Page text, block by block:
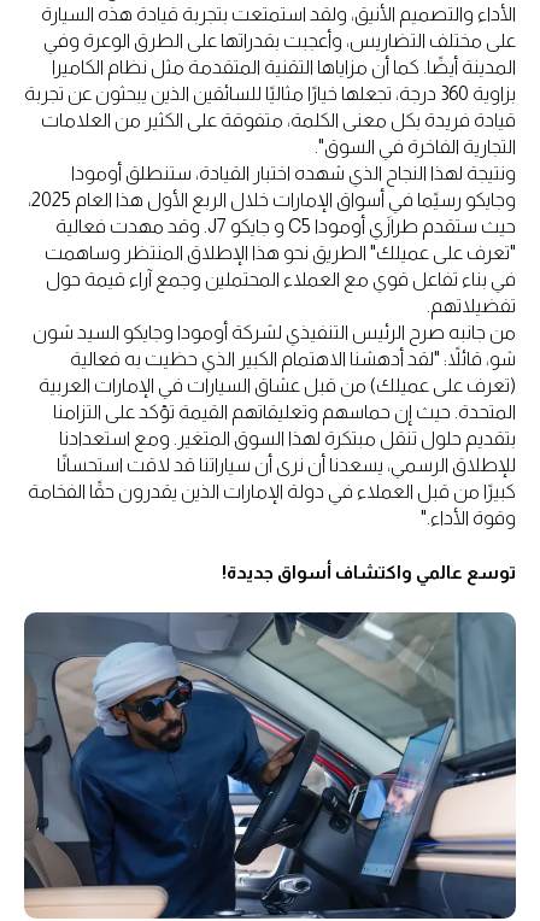
الأداء والتصميم الأنيق، ولقد استمتعت بتجربة قيادة هذه السيارة
على مختلف التضاريس، وأعجبت بقدراتها على الطرق الوعرة وفي
المدينة أيضًا. كما أن مزاياها التقنية المتقدمة مثل نظام الكاميرا
بزاوية 360 درجة، تجعلها خيارًا مثاليًا للسائقين الذين يبحثون عن تجربة
قيادة فريدة بكل معنى الكلمة، متفوقة على الكثير من العلامات
التجارية الفاخرة في السوق".
ونتيجة لهذا النجاح الذي شهده اختبار القيادة، ستنطلق أومودا
وجايكو رسيًما في أسواق الإمارات خلال الربع الأول هذا العام 2025،
حيث ستقدم طرازَي أومودا C5 و جايكو J7. وقد مهدت فعالية
"تعرف على عميلك" الطريق نحو هذا الإطلاق المنتظر وساهمت
في بناء تفاعل قوي مع العملاء المحتملين وجمع آراء قيمة حول
تفضيلاتهم.
من جانبه صرح الرئيس التنفيذي لشركة أومودا وجايكو السيد شون
شو، قائلاً: "لقد أدهشنا الاهتمام الكبير الذي حظيت به فعالية
(تعرف على عميلك) من قبل عشاق السيارات في الإمارات العربية
المتحدة. حيث إن حماسهم وتعليقاتهم القيمة تؤكد على التزامنا
بتقديم حلول تنقل مبتكرة لهذا السوق المتغير. ومع استعدادنا
للإطلاق الرسمي، يسعدنا أن نرى أن سياراتنا قد لاقت استحسانًا
كبيرًا من قبل العملاء في دولة الإمارات الذين يقدرون حقًا الفخامة
وقوة الأداء."
توسع عالمي واكتشاف أسواق جديدة!